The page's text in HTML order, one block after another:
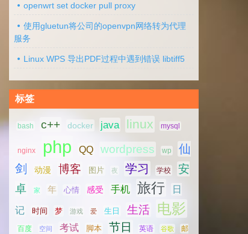
openwrt set docker pull proxy
使用gluetun将公司的openvpn网络转为代理
服务
Linux WPS 导出PDF过程中遇到错误 libtiff5
标签
bash c++ docker java linux mysql
nginx php QQ wordpress wp
仙
剑
动漫 博客 图片 夜 学习 学校
安
卓
家 年 心情 感受 手机 旅行 日
记 时间 梦 游戏 爱 生日 生活 电影
百度 空间 考试 脚本 节日 英语 谷歌 邮